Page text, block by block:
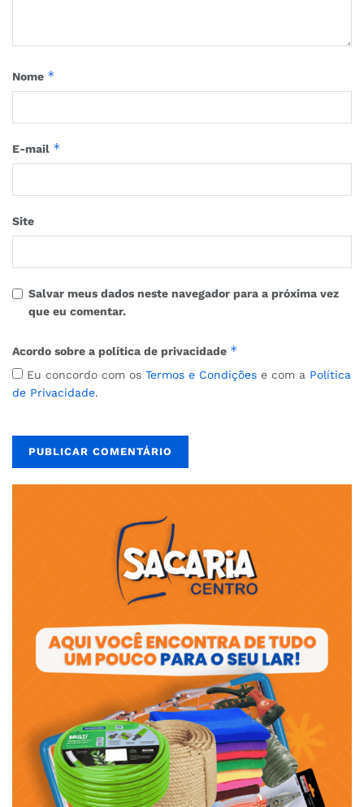
Nome *
E-mail *
Site
Salvar meus dados neste navegador para a próxima vez
que eu comentar.
Acordo sobre a política de privacidade *
Eu concordo com os Termos e Condições e com a Política
de Privacidade.